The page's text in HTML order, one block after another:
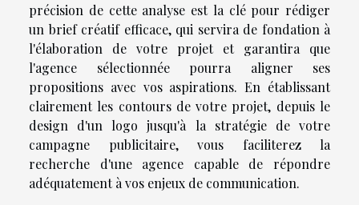
précision de cette analyse est la clé pour rédiger
un brief créatif efficace, qui servira de fondation à
l'élaboration de votre projet et garantira que
l'agence sélectionnée pourra aligner ses
propositions avec vos aspirations. En établissant
clairement les contours de votre projet, depuis le
design d'un logo jusqu'à la stratégie de votre
campagne publicitaire, vous faciliterez la
recherche d'une agence capable de répondre
adéquatement à vos enjeux de communication.